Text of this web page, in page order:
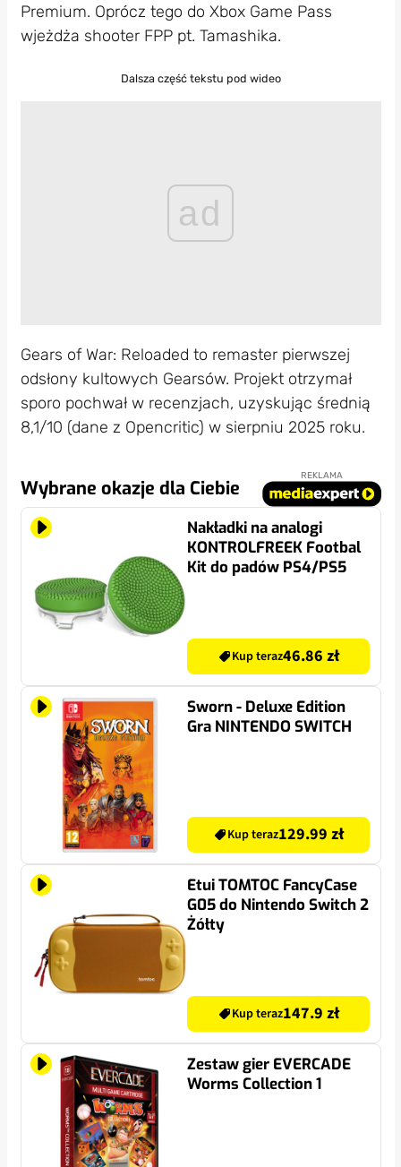
Premium. Oprócz tego do Xbox Game Pass
wjeżdża shooter FPP pt. Tamashika.
Dalsza część tekstu pod wideo
ad
Gears of War: Reloaded to remaster pierwszej
odsłony kultowych Gearsów. Projekt otrzymał
sporo pochwał w recenzjach, uzyskując średnią
8,1/10 (dane z Opencritic) w sierpniu 2025 roku.
Wybrane okazje dla Ciebie
REKLAMA
Nakładki na analogi
KONTROLFREEK Footbal
Kit do padów PS4/PS5
Kup teraz46.86 zł
Sworn - Deluxe Edition
Gra NINTENDO SWITCH
Kup teraz129.99 zł
Etui TOMTOC FancyCase
G05 do Nintendo Switch 2
Żółty
Kup teraz147.9 zł
Zestaw gier EVERCADE
Worms Collection 1